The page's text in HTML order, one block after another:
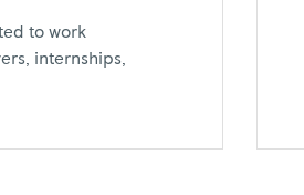
to work
internships,